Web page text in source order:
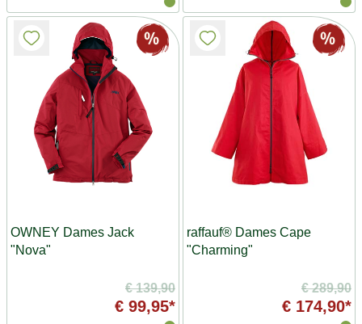
OWNEY Dames Jack
"Nova"
€ 139,90
€ 99,95*
raffauf® Dames Cape
"Charming"
€ 289,90
€ 174,90*